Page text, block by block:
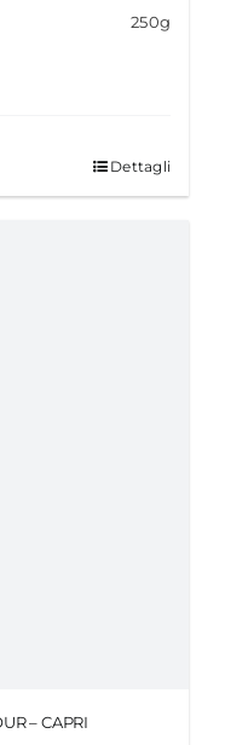
250g
Dettagli
– CAPRI